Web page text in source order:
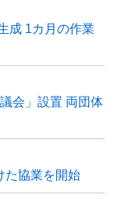
成 1カ月の作業
会」設置 両団体
た協業を開始